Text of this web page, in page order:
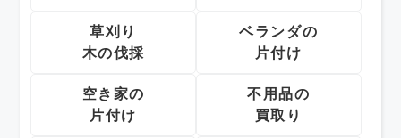
草刈り
木の伐採
ベランダの
片付け
空き家の
片付け
不用品の
買取り